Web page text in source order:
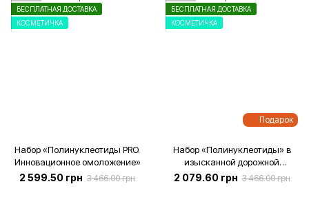
БЕСПЛАТНАЯ ДОСТАВКА
КОСМЕТИЧКА
Набор «Полинуклеотиды PRO.
Инновационное омоложение»
2 599.50 грн 3 466.00 грн
Подарок
БЕСПЛАТНАЯ ДОСТАВКА
КОСМЕТИЧКА
Набор «Полинуклеотиды» в
изысканной дорожной
косметичке
2 079.60 грн 3 466.00 грн